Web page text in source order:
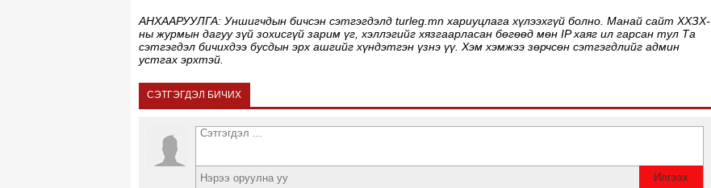
АНХААРУУЛГА: Уншигчдын бичсэн сэтгэгдэлд turleg.mn хариуцлага хүлээхгүй болно. Манай сайт ХХЗХ-
ны журмын дагуу зүй зохисгүй зарим үг, хэллэгийг хязгаарласан бөгөөд мөн IP хаяг ил гарсан тул Та
сэтгэгдэл бичихдээ бусдын эрх ашгийг хүндэтгэн үзнэ үү. Хэм хэмжээ зөрчсөн сэтгэгдлийг админ
устгах эрхтэй.
СЭТГЭГДЭЛ БИЧИХ